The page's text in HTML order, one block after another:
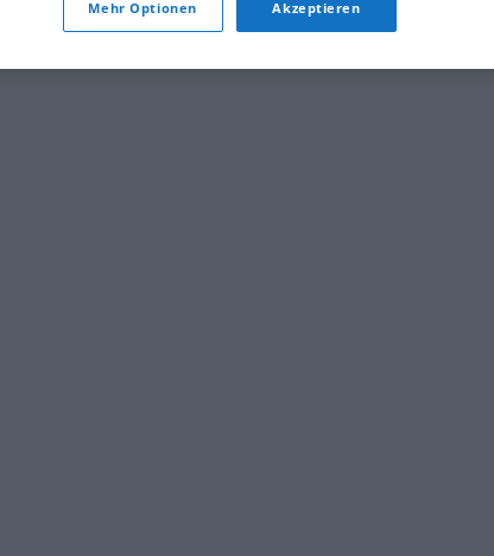
Mehr Optionen Akzeptieren